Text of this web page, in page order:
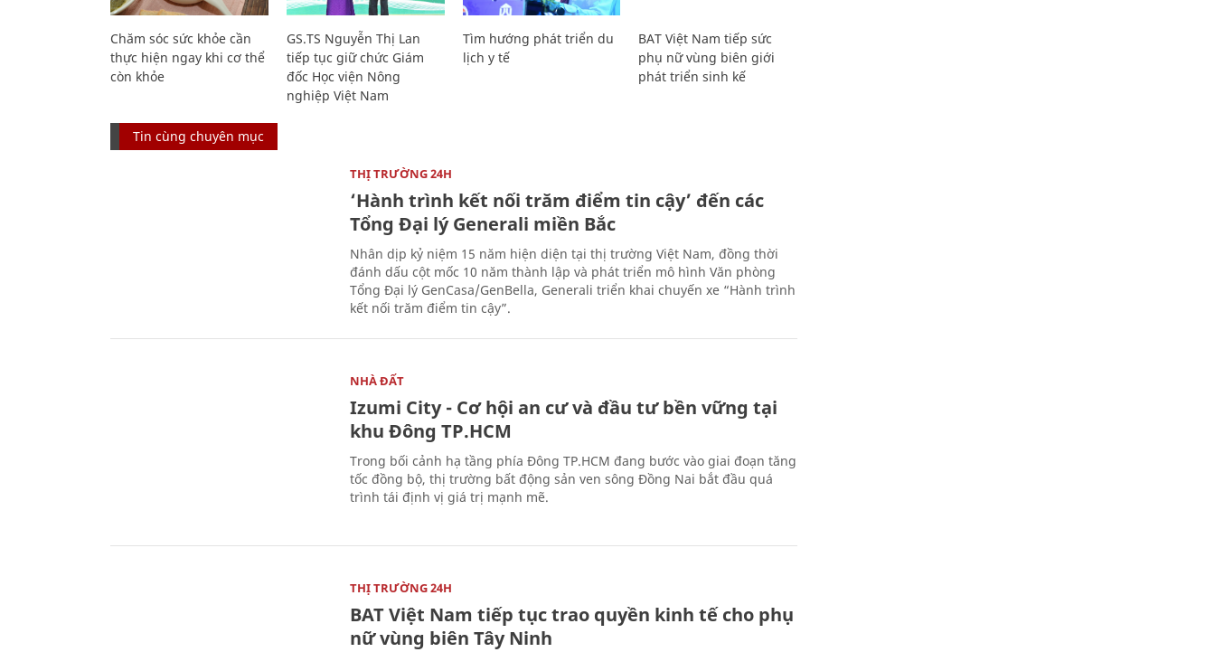
Chăm sóc sức khỏe cần
thực hiện ngay khi cơ thể
còn khỏe
GS.TS Nguyễn Thị Lan
tiếp tục giữ chức Giám
đốc Học viện Nông
nghiệp Việt Nam
Tìm hướng phát triển du
lịch y tế
BAT Việt Nam tiếp sức
phụ nữ vùng biên giới
phát triển sinh kế
Tin cùng chuyên mục
THỊ TRƯỜNG 24H
‘Hành trình kết nối trăm điểm tin cậy’ đến các
Tổng Đại lý Generali miền Bắc
Nhân dịp kỷ niệm 15 năm hiện diện tại thị trường Việt Nam, đồng thời
đánh dấu cột mốc 10 năm thành lập và phát triển mô hình Văn phòng
Tổng Đại lý GenCasa/GenBella, Generali triển khai chuyến xe “Hành trình
kết nối trăm điểm tin cậy”.
NHÀ ĐẤT
Izumi City - Cơ hội an cư và đầu tư bền vững tại
khu Đông TP.HCM
Trong bối cảnh hạ tầng phía Đông TP.HCM đang bước vào giai đoạn tăng
tốc đồng bộ, thị trường bất động sản ven sông Đồng Nai bắt đầu quá
trình tái định vị giá trị mạnh mẽ.
THỊ TRƯỜNG 24H
BAT Việt Nam tiếp tục trao quyền kinh tế cho phụ
nữ vùng biên Tây Ninh